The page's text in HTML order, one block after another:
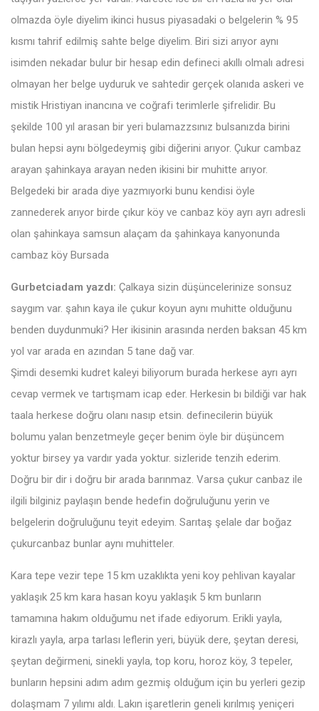
olmazda öyle diyelim ikinci husus piyasadaki o belgelerin % 95
kısmı tahrif edilmiş sahte belge diyelim. Biri sizi arıyor aynı
isimden nekadar bulur bir hesap edin defineci akıllı olmalı adresi
olmayan her belge uyduruk ve sahtedir gerçek olanıda askeri ve
mistik Hristiyan inancına ve coğrafi terimlerle şifrelidir. Bu
şekilde 100 yıl arasan bir yeri bulamazzsınız bulsanızda birini
bulan hepsi aynı bölgedeymiş gibi diğerini arıyor. Çukur cambaz
arayan şahinkaya arayan neden ikisini bir muhitte arıyor.
Belgedeki bir arada diye yazmıyorki bunu kendisi öyle
zannederek arıyor birde çıkur köy ve canbaz köy ayrı ayrı adresli
olan şahinkaya samsun alaçam da şahinkaya kanyonunda
cambaz köy Bursada
Gurbetciadam yazdı: Çalkaya sizin düşüncelerinize sonsuz
saygım var. şahın kaya ile çukur koyun aynı muhitte olduğunu
benden duydunmuki? Her ikisinin arasında nerden baksan 45 km
yol var arada en azından 5 tane dağ var.
Şimdi desemki kudret kaleyi biliyorum burada herkese ayrı ayrı
cevap vermek ve tartışmam icap eder. Herkesin bı bildiği var hak
taala herkese doğru olanı nasıp etsin. definecilerin büyük
bolumu yalan benzetmeyle geçer benim öyle bir düşüncem
yoktur birsey ya vardır yada yoktur. sizleride tenzih ederim.
Doğru bir dir i doğru bir arada barınmaz. Varsa çukur canbaz ile
ilgili bilginiz paylaşın bende hedefin doğruluğunu yerin ve
belgelerin doğruluğunu teyit edeyim. Sarıtaş şelale dar boğaz
çukurcanbaz bunlar aynı muhitteler.
Kara tepe vezir tepe 15 km uzaklıkta yeni koy pehlivan kayalar
yaklaşık 25 km kara hasan koyu yaklaşık 5 km bunların
tamamına hakım olduğumu net ifade ediyorum. Erikli yayla,
kirazlı yayla, arpa tarlası leflerin yeri, büyük dere, şeytan deresi,
şeytan değirmeni, sinekli yayla, top koru, horoz köy, 3 tepeler,
bunların hepsini adım adım gezmiş olduğum için bu yerleri gezip
dolaşmam 7 yılımı aldı. Lakın işaretlerin geneli kırılmış yeniçeri